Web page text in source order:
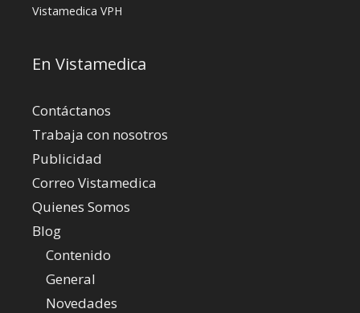
Vistamedica VPH
En Vistamedica
Contáctanos
Trabaja con nosotros
Publicidad
Correo Vistamedica
Quienes Somos
Blog
Contenido
General
Novedades